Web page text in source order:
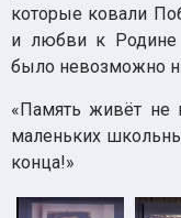
которые ковали
и любви к Родине
было невозможно
«Память живёт не
маленьких
конца!»